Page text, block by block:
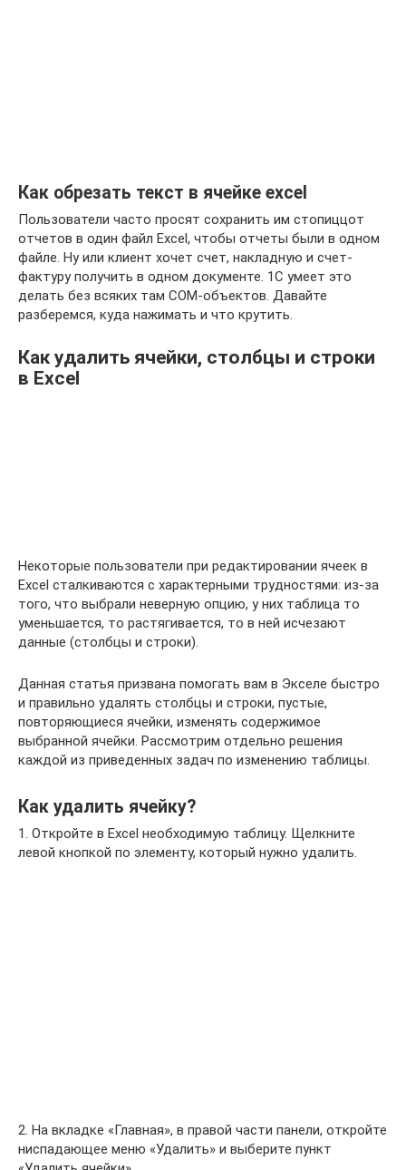
Как обрезать текст в ячейке excel
Пользователи часто просят сохранить им стопиццот
отчетов в один файл Excel, чтобы отчеты были в одном
файле. Ну или клиент хочет счет, накладную и счет-
фактуру получить в одном документе. 1С умеет это
делать без всяких там COM-объектов. Давайте
разберемся, куда нажимать и что крутить.
Как удалить ячейки, столбцы и строки
в Excel
Некоторые пользователи при редактировании ячеек в
Excel сталкиваются с характерными трудностями: из-за
того, что выбрали неверную опцию, у них таблица то
уменьшается, то растягивается, то в ней исчезают
данные (столбцы и строки).
Данная статья призвана помогать вам в Экселе быстро
и правильно удалять столбцы и строки, пустые,
повторяющиеся ячейки, изменять содержимое
выбранной ячейки. Рассмотрим отдельно решения
каждой из приведенных задач по изменению таблицы.
Как удалить ячейку?
1. Откройте в Excel необходимую таблицу. Щелкните
левой кнопкой по элементу, который нужно удалить.
2. На вкладке «Главная», в правой части панели, откройте
ниспадающее меню «Удалить» и выберите пункт